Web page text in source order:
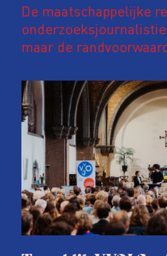
De maatschappelijke
maar de
kwetsbaar. Tijdens de
Conferentie duiken we
ongemakkelijke
en urgente blik op de